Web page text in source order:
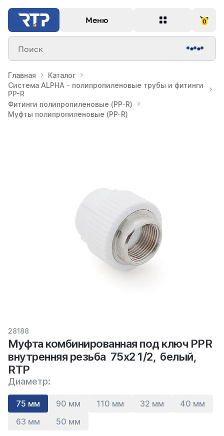
Меню 0
Поиск
Главная
Каталог
Система ALPHA - полипропиленовые трубы и фитинги
PP-R
Фитинги полипропиленовые (PP-R)
Муфты полипропиленовые (PP-R)
28188
Муфта комбинированная под ключ PPR
внутренняя резьба 75х2 1/2, белый,
RTP
Диаметр:
75 мм 90 мм 110 мм 32 мм
40 мм
63 мм
50 мм